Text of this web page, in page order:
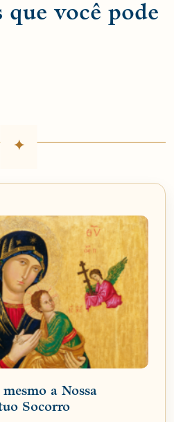
que você pode
a Nossa
Socorro